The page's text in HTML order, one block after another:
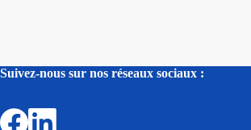
Suivez-nous sur nos réseaux sociaux :